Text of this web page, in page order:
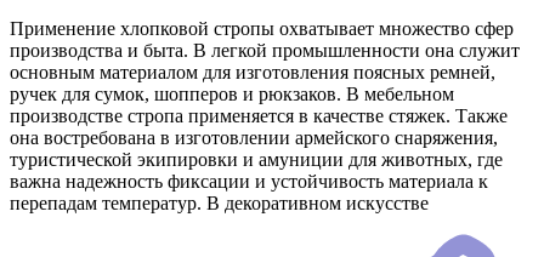
Применение хлопковой стропы охватывает множество сфер
производства и быта. В легкой промышленности она служит
основным материалом для изготовления поясных ремней,
ручек для сумок, шопперов и рюкзаков. В мебельном
производстве стропа применяется в качестве стяжек. Также
она востребована в изготовлении армейского снаряжения,
туристической экипировки и амуниции для животных, где
важна надежность фиксации и устойчивость материала к
перепадам температур. В декоративном искусстве